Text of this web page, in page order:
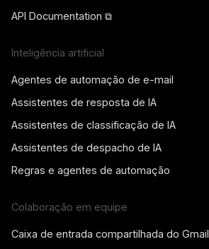
API Documentation ⧉
Inteligência artificial
Agentes de automação de e-mail
Assistentes de resposta de IA
Assistentes de classificação de IA
Assistentes de despacho de IA
Regras e agentes de automação
Colaboração em equipe
Caixa de entrada compartilhada do Gmail